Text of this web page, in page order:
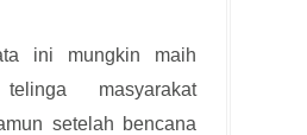
ini mungkin maih
masyarakat
setelah bencana